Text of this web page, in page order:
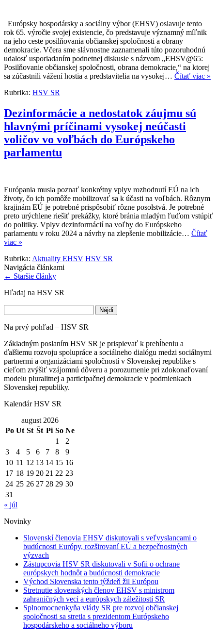
Európsky hospodársky a sociálny výbor (EHSV) oslavuje tento
rok 65. výročie svojej existencie, čo predstavuje významný míľnik
na jeho ceste posilňovania občianskej spoločnosti a obrany
demokracie. Včera sme slávnostne zaznamenali túto pozoruhodnú
udalosť usporiadaním podnetnej diskusie s názvom „EHSV@65:
Posilňovanie občianskej spoločnosti, obrana demokracie,“ na ktorej
sa zúčastnili vážení hostia a predstavitelia na vysokej… Čítať viac »
Rubrika: HSV SR
Dezinformácie a nedostatok záujmu sú
hlavnými príčinami vysokej neúčasti
voličov vo voľbách do Európskeho
parlamentu
Európania musia poznať konkrétny vplyv rozhodnutí EÚ na ich
životy, čo ich pomôže mobilizovať sa k účasti na voľbách. Rôznym
krajinám EÚ je potrebné prispôsobiť rôzne posolstvá. Je potrebné
preto urýchlene riešiť prekážky, ktoré bránia mladým ľuďom vstúpiť
do politiky. Vplyv dezinformácií na voľby do Európskeho
parlamentu v roku 2024 a návrhy na zlepšenie mobilizácie… Čítať
viac »
Rubrika: Aktuality EHSV HSV SR
Navigácia článkami
← Staršie články
Hľadaj na HSV SR
Na prvý pohľad – HSV SR
Základným poslaním HSV SR je prispievať k prehĺbeniu a
ďalšiemu rozvoju spolupráce a sociálneho dialógu medzi sociálnymi
partnermi a organizáciami spoločností v Slovenskej republike s
cieľom zvýšiť vzájomnú dôveru a porozumenie pri zdokonaľovaní
modelu pluralitnej a participačnej demokracie v podmienkach
Slovenskej republiky.
Kalendár HSV SR
august 2026
Po Ut St Št Pi So Ne
1
2
3
4 5 6 7 8
9
10 11 12 13 14 15 16
17 18 19 20 21 22 23
24 25 26 27 28 29 30
31
« júl
Novinky
Slovenskí členovia EHSV diskutovali s veľvyslancami o
budúcnosti Európy, rozširovaní EÚ a bezpečnostných
výzvach
Zástupcovia HSV SR diskutovali v Sofii o ochrane
európskych hodnôt a budúcnosti demokracie
Východ Slovenska tento týždeň žil Európou
Stretnutie slovenských členov EHSV s ministrom
zahraničných vecí a európskych záležitostí SR
Splnomocnenkyňa vlády SR pre rozvoj občianskej
spoločnosti sa stretla s prezidentom Európskeho
hospodárskeho a sociálneho výboru